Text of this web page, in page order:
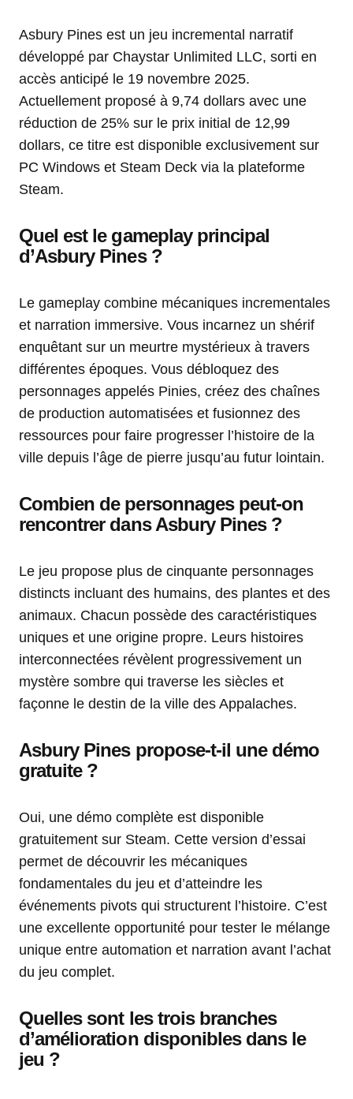
Asbury Pines est un jeu incremental narratif
développé par Chaystar Unlimited LLC, sorti en
accès anticipé le 19 novembre 2025.
Actuellement proposé à 9,74 dollars avec une
réduction de 25% sur le prix initial de 12,99
dollars, ce titre est disponible exclusivement sur
PC Windows et Steam Deck via la plateforme
Steam.
Quel est le gameplay principal
d’Asbury Pines ?
Le gameplay combine mécaniques incrementales
et narration immersive. Vous incarnez un shérif
enquêtant sur un meurtre mystérieux à travers
différentes époques. Vous débloquez des
personnages appelés Pinies, créez des chaînes
de production automatisées et fusionnez des
ressources pour faire progresser l’histoire de la
ville depuis l’âge de pierre jusqu’au futur lointain.
Combien de personnages peut-on
rencontrer dans Asbury Pines ?
Le jeu propose plus de cinquante personnages
distincts incluant des humains, des plantes et des
animaux. Chacun possède des caractéristiques
uniques et une origine propre. Leurs histoires
interconnectées révèlent progressivement un
mystère sombre qui traverse les siècles et
façonne le destin de la ville des Appalaches.
Asbury Pines propose-t-il une démo
gratuite ?
Oui, une démo complète est disponible
gratuitement sur Steam. Cette version d’essai
permet de découvrir les mécaniques
fondamentales du jeu et d’atteindre les
événements pivots qui structurent l’histoire. C’est
une excellente opportunité pour tester le mélange
unique entre automation et narration avant l’achat
du jeu complet.
Quelles sont les trois branches
d’amélioration disponibles dans le
jeu ?